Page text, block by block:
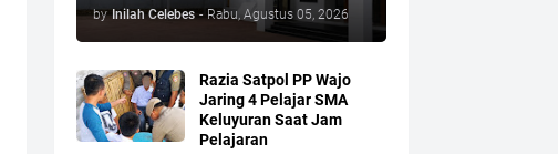
by Inilah Celebes - Rabu, Agustus 05, 2026
Razia Satpol PP Wajo
Jaring 4 Pelajar SMA
Keluyuran Saat Jam
Pelajaran